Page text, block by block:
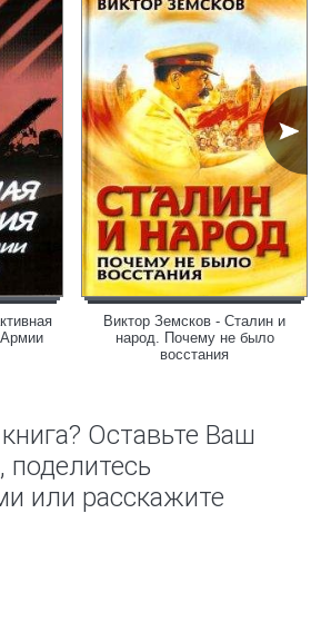
Виктор Земсков - Сталин и
народ. Почему не было
восстания
Оставьте Ваш
или расскажите